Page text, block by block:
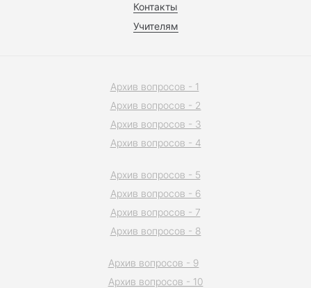
Контакты
Учителям
Архив вопросов - 1
Архив вопросов - 2
Архив вопросов - 3
Архив вопросов - 4
Архив вопросов - 5
Архив вопросов - 6
Архив вопросов - 7
Архив вопросов - 8
Архив вопросов - 9
Архив вопросов - 10